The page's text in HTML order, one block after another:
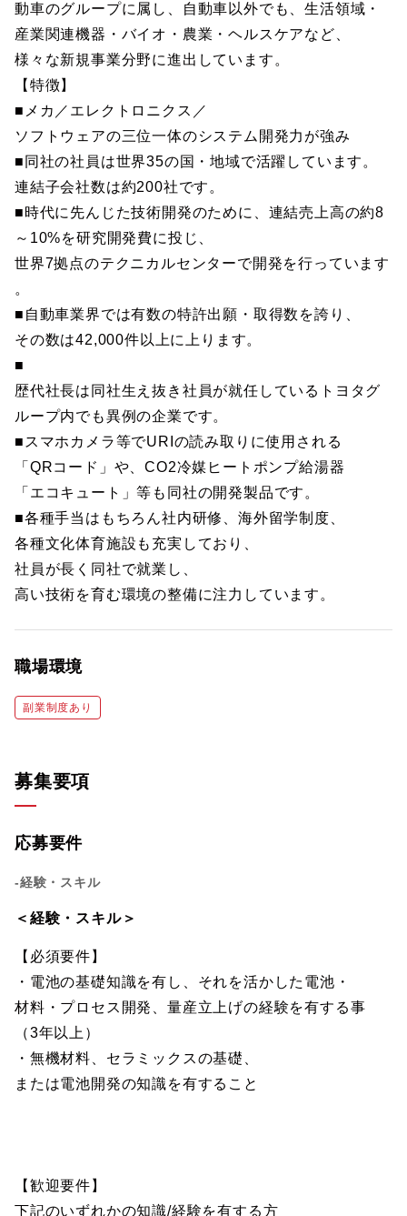
動車のグループに属し、自動車以外でも、生活領域・
産業関連機器・バイオ・農業・ヘルスケアなど、
様々な新規事業分野に進出しています。
【特徴】
■メカ／エレクトロニクス／
ソフトウェアの三位一体のシステム開発力が強み
■同社の社員は世界35の国・地域で活躍しています。
連結子会社数は約200社です。
■時代に先んじた技術開発のために、連結売上高の約8
～10%を研究開発費に投じ、
世界7拠点のテクニカルセンターで開発を行っています
。
■自動車業界では有数の特許出願・取得数を誇り、
その数は42,000件以上に上ります。
■
歴代社長は同社生え抜き社員が就任しているトヨタグ
ループ内でも異例の企業です。
■スマホカメラ等でURIの読み取りに使用される
「QRコード」や、CO2冷媒ヒートポンプ給湯器
「エコキュート」等も同社の開発製品です。
■各種手当はもちろん社内研修、海外留学制度、
各種文化体育施設も充実しており、
社員が長く同社で就業し、
高い技術を育む環境の整備に注力しています。
職場環境
副業制度あり
募集要項
応募要件
-経験・スキル
＜経験・スキル＞
【必須要件】
・電池の基礎知識を有し、それを活かした電池・
材料・プロセス開発、量産立上げの経験を有する事
（3年以上）
・無機材料、セラミックスの基礎、
または電池開発の知識を有すること
【歓迎要件】
下記のいずれかの知識/経験を有する方